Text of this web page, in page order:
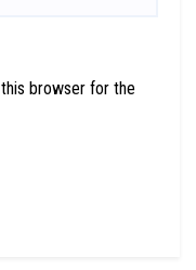
browser for the